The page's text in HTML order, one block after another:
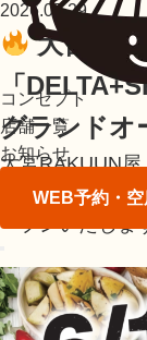
コンセプト
店舗一覧
お知らせ
WEB予約・
2026.05.29
大宮
「
グランドオ
大宮RAKUUN
「DELTA+SKY
ープンいたしま